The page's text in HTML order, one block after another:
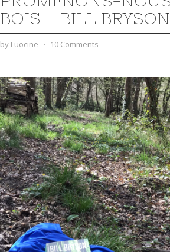
BOIS – BILL BRYSON
by Luocine ⋅ 10 Comments